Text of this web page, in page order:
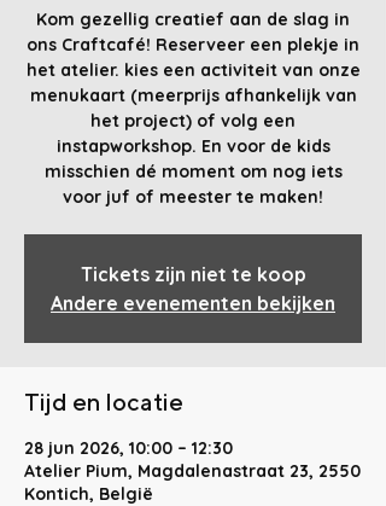
Kom gezellig creatief aan de slag in
ons Craftcafé! Reserveer een plekje in
het atelier. kies een activiteit van onze
menukaart (meerprijs afhankelijk van
het project) of volg een
instapworkshop. En voor de kids
misschien dé moment om nog iets
voor juf of meester te maken!
Tickets zijn niet te koop
Andere evenementen bekijken
Tijd en locatie
28 jun 2026, 10:00 – 12:30
Atelier Pium, Magdalenastraat 23, 2550
Kontich, België